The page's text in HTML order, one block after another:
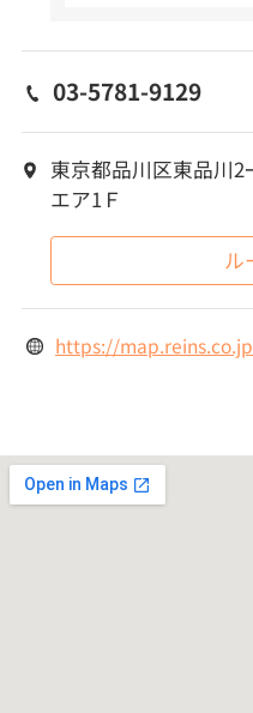
03-5781-9129
東京都品川区東品川2
エア1Ｆ
ル
https://